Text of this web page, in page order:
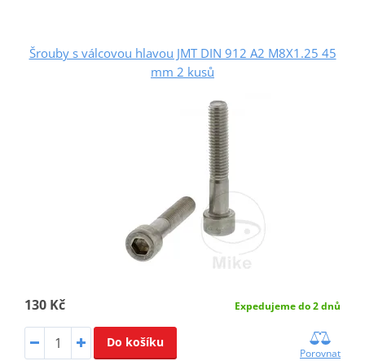
Šrouby s válcovou hlavou JMT DIN 912 A2 M8X1.25 45
mm 2 kusů
130 Kč Expedujeme do 2 dnů
Do košíku
Porovnat